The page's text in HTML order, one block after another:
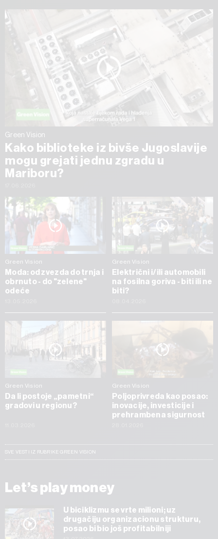
Green Vision
Kako biblioteke iz bivše Jugoslavije
mogu grejati jednu zgradu u
Mariboru?
Green Vision
Moda: od zvezda do trnja i
obrnuto - do "zelene"
odeće
Green Vision
Električni i/ili automobili
na fosilna goriva - biti ili ne
biti?
Green Vision
Da li postoje „pametni“
gradovi u regionu?
Green Vision
Poljoprivreda kao posao:
inovacije, investicije i
prehrambena sigurnost
SVE VESTI IZ RUBRIKE GREEN VISION
Let’s play money
U biciklizmu se vrte milioni; uz
drugačiju organizacionu strukturu,
posao bi bio još profitabilniji